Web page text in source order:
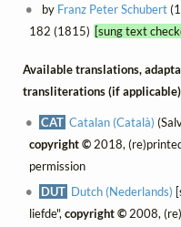
by Franz Peter Schubert
182 (1815) [sung text
Available translations,
transliterations (if
CAT Catalan (Català)
copyright ©2018,
permission
DUT Dutch (Nederlands)
liefde",copyright ©2008,